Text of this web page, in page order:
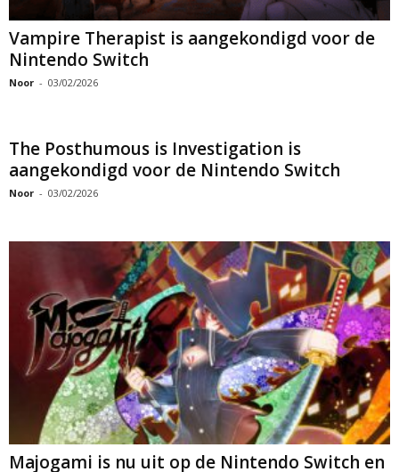
Vampire Therapist is aangekondigd voor de
Nintendo Switch
Noor - 03/02/2026
The Posthumous is Investigation is
aangekondigd voor de Nintendo Switch
Noor - 03/02/2026
Majogami is nu uit op de Nintendo Switch en